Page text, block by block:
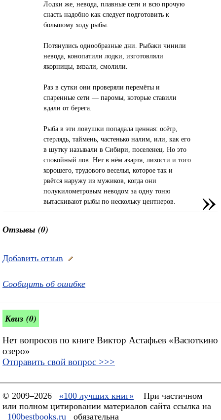
Лодки же, невода, плавные сети и всю прочую
снасть надобно как следует подготовить к
большому ходу рыбы.
Потянулись однообразные дни. Рыбаки чинили
невода, конопатили лодки, изготовляли
якорницы, вязали, смолили.
Раз в сутки они проверяли перемёты и
спаренные сети — паромы, которые ставили
вдали от берега.
Рыба в эти ловушки попадала ценная: осётр,
стерлядь, таймень, частенько налим, или, как его
в шутку называли в Сибири, поселенец. Но это
спокойный лов. Нет в нём азарта, лихости и того
хорошего, трудового веселья, которое так и
рвётся наружу из мужиков, когда они
полукилометровым неводом за одну тоню
вытаскивают рыбы по нескольку центнеров.
»
Отзывы (0)
Добавить отзыв
Сообщить об ошибке
Квиз (0)
Нет вопросов по книге Виктор Астафьев «Васюткино
озеро»
Отправить свой вопрос >>>
© 2009–2026 «100 лучших книг»
При частичном
или полном цитировании материалов сайта ссылка на
100bestbooks.ru
обязательна